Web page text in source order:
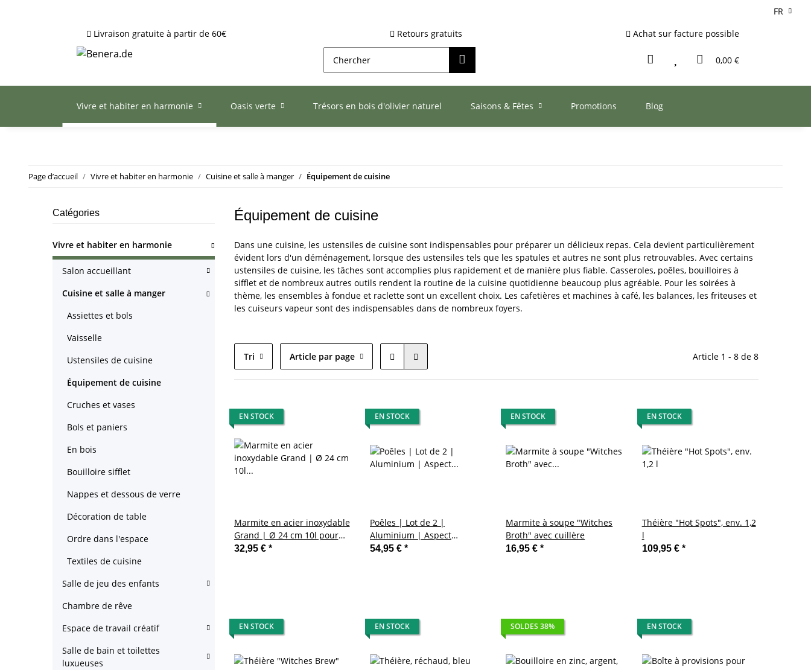
FR
Livraison gratuite à partir de 60€
Retours gratuits Achat sur facture possible
0,00 €
Vivre et habiter en harmonie Oasis verte Trésors en bois d'olivier naturel Saisons & Fêtes Promotions Blog
Page d’accueil Vivre et habiter en harmonie Cuisine et salle à manger Équipement de cuisine
Équipement de cuisine
Dans une cuisine, les ustensiles de cuisine sont indispensables pour préparer un délicieux repas. Cela devient particulièrement
évident lors d'un déménagement, lorsque des ustensiles tels que les spatules et autres ne sont plus retrouvables. Avec certains
ustensiles de cuisine, les tâches sont accomplies plus rapidement et de manière plus fiable. Casseroles, poêles, bouilloires à
sifflet et de nombreux autres outils rendent la routine de la cuisine quotidienne beaucoup plus agréable. Pour les soirées à
thème, les ensembles à fondue et raclette sont un excellent choix. Les cafetières et machines à café, les balances, les friteuses et
les cuiseurs vapeur sont des indispensables dans de nombreux foyers.
Tri Article par page Article 1 - 8 de 8
EN STOCK
Marmite en acier inoxydable
Grand | Ø 24 cm 10l pour
tous feux induction
32,95 € *
EN STOCK
Poêles | Lot de 2 |
Aluminium | Aspect
mamelonné | Ø 28/24 cm
54,95 € *
EN STOCK
Marmite à soupe "Witches
Broth" avec cuillère
16,95 €*
EN STOCK
Théière "Hot Spots", env. 1,2
l
109,95 € *
EN STOCK EN STOCK SOLDES 38% EN STOCK
Catégories
Vivre et habiter en harmonie
Salon accueillant
Cuisine et salle à manger
Assiettes et bols
Vaisselle
Ustensiles de cuisine
Équipement de cuisine
Cruches et vases
Bols et paniers
En bois
Bouilloire sifflet
Nappes et dessous de verre
Décoration de table
Ordre dans l'espace
Textiles de cuisine
Salle de jeu des enfants
Chambre de rêve
Espace de travail créatif
Salle de bain et toilettes
luxueuses